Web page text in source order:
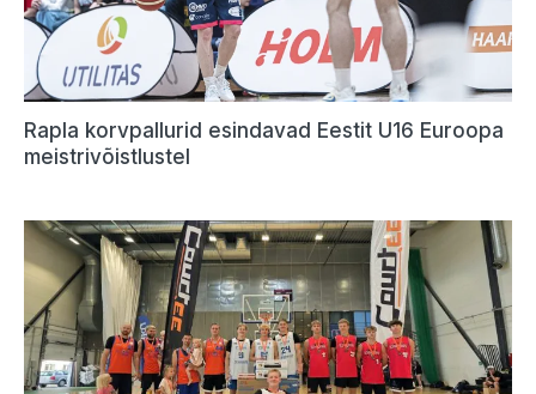
Rapla korvpallurid esindavad Eestit U16 Euroopa
meistrivõistlustel